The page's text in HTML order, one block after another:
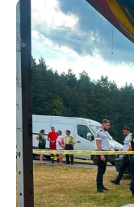
Adaugă
textul
textul